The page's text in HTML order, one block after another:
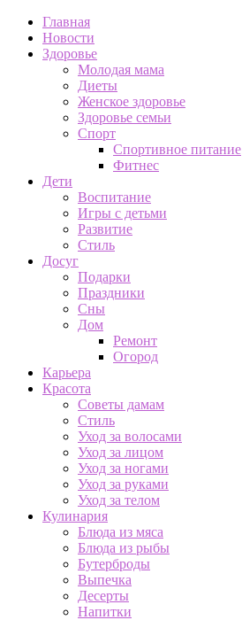
Главная
Новости
Здоровье
Молодая мама
Диеты
Женское здоровье
Здоровье семьи
Спорт
Спортивное питание
Фитнес
Дети
Воспитание
Игры с детьми
Развитие
Стиль
Досуг
Подарки
Праздники
Сны
Дом
Ремонт
Огород
Карьера
Красота
Советы дамам
Стиль
Уход за волосами
Уход за лицом
Уход за ногами
Уход за руками
Уход за телом
Кулинария
Блюда из мяса
Блюда из рыбы
Бутерброды
Выпечка
Десерты
Напитки